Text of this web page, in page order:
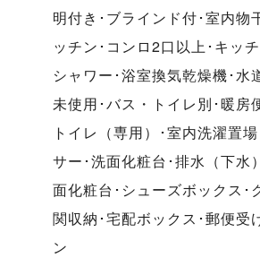
明付き･ブラインド付･室内物
ッチン･コンロ2口以上･キッ
シャワー･浴室換気乾燥機･水
未使用･バス・トイレ別･暖房
トイレ（専用）･室内洗濯置
サー･洗面化粧台･排水（下水
面化粧台･シューズボックス･
関収納･宅配ボックス･郵便受
ン